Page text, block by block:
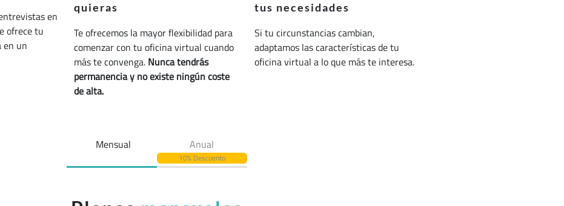
en
ofrece tu
en un
quieras
Te ofrecemos la mayor flexibilidad para
comenzar con tu oficina virtual cuando
más te convenga. Nunca tendrás
permanencia y no existe ningún coste
de alta.
tus necesidades
Si tu circunstancias cambian,
adaptamos las características de tu
oficina virtual a lo que más te interesa.
Mensual Anual
10% Descuento